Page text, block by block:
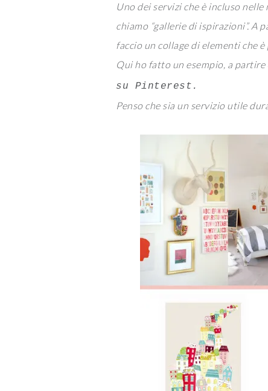
Uno dei servizi che è incluso nelle
chiamo “gallerie di ispirazioni”. A
faccio un collage di elementi che
Qui ho fatto un esempio, a partire
su Pinterest.
Penso che sia un servizio utile